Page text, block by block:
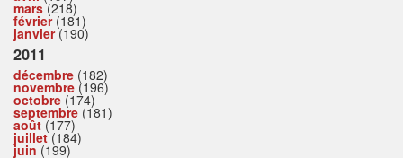
mars(218)
février(181)
janvier(190)
2011
décembre (182)
novembre (196)
octobre (174)
septembre (181)
août (177)
juillet(184)
juin (199)